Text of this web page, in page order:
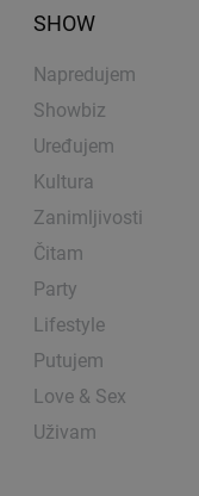
SHOW
Napredujem
Showbiz
Uređujem
Kultura
Zanimljivosti
Čitam
Party
Lifestyle
Putujem
Love & Sex
Uživam